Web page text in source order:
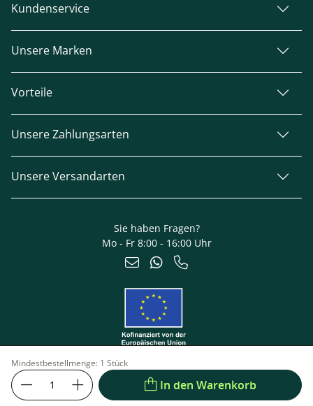
Mindestbestellmenge: 1 Stück
In den Warenkorb
Kundenservice
Unsere Marken
Vorteile
Unsere Zahlungsarten
Unsere Versandarten
Sie haben Fragen?
Mo - Fr 8:00 - 16:00 Uhr
Impressum © 2026 TerraGala Datenschutz